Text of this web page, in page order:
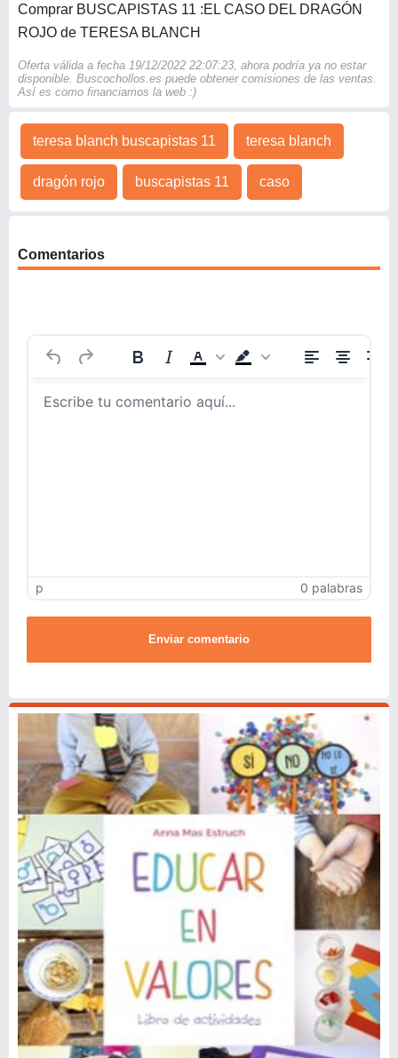
Comprar BUSCAPISTAS 11 :EL CASO DEL DRAGÓN
ROJO de TERESA BLANCH
Oferta válida a fecha 19/12/2022 22:07:23, ahora podría ya no estar
disponible. Buscochollos.es puede obtener comisiones de las ventas.
Así es como financiamos la web :)
teresa blanch buscapistas 11 teresa blanch
dragón rojo buscapistas 11 caso
Comentarios
p 0 palabras
Enviar comentario